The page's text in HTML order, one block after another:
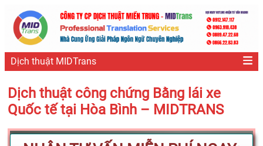
Dịch thuật MIDTrans
Dịch thuật công chứng Bằng lái xe
Quốc tế tại Hòa Bình – MIDTRANS